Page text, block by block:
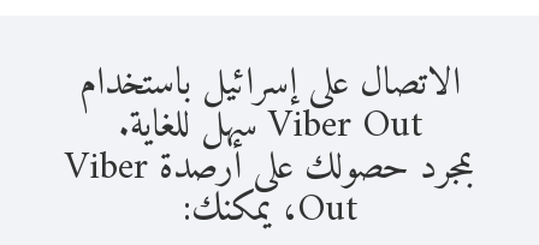
الاتصال على إسرائيل باستخدام
Viber Out سهل للغاية.
بمجرد حصولك على أرصدة Viber
Out، يمكنك: